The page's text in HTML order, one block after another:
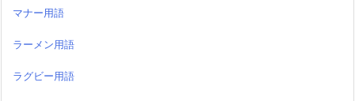
マナー用語
ラーメン用語
ラグビー用語